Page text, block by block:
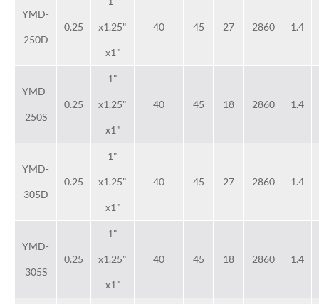
YMD-
250D
0.25 x1.25"
x1"
40 45 27 2860 1.4
YMD-
250S
0.25
1"
x1.25"
x1"
40 45 18 2860 1.4
YMD-
305D
0.25
1"
x1.25"
x1"
40 45 27 2860 1.4
YMD-
305S
0.25
1"
x1.25"
x1"
40 45 18 2860 1.4